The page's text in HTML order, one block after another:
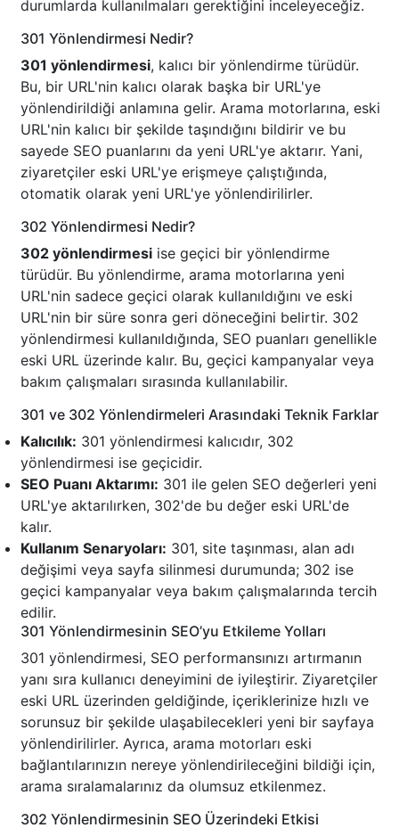
durumlarda kullanılmaları gerektiğini inceleyeceğiz.
301 Yönlendirmesi Nedir?
301 yönlendirmesi, kalıcı bir yönlendirme türüdür.
Bu, bir URL'nin kalıcı olarak başka bir URL'ye
yönlendirildiği anlamına gelir. Arama motorlarına, eski
URL'nin kalıcı bir şekilde taşındığını bildirir ve bu
sayede SEO puanlarını da yeni URL'ye aktarır. Yani,
ziyaretçiler eski URL'ye erişmeye çalıştığında,
otomatik olarak yeni URL'ye yönlendirilirler.
302 Yönlendirmesi Nedir?
302 yönlendirmesi ise geçici bir yönlendirme
türüdür. Bu yönlendirme, arama motorlarına yeni
URL'nin sadece geçici olarak kullanıldığını ve eski
URL'nin bir süre sonra geri döneceğini belirtir. 302
yönlendirmesi kullanıldığında, SEO puanları genellikle
eski URL üzerinde kalır. Bu, geçici kampanyalar veya
bakım çalışmaları sırasında kullanılabilir.
301 ve 302 Yönlendirmeleri Arasındaki Teknik Farklar
Kalıcılık: 301 yönlendirmesi kalıcıdır, 302
yönlendirmesi ise geçicidir.
SEO Puanı Aktarımı: 301 ile gelen SEO değerleri yeni
URL'ye aktarılırken, 302'de bu değer eski URL'de
kalır.
Kullanım Senaryoları: 301, site taşınması, alan adı
değişimi veya sayfa silinmesi durumunda; 302 ise
geçici kampanyalar veya bakım çalışmalarında tercih
edilir.
301 Yönlendirmesinin SEO’yu Etkileme Yolları
301 yönlendirmesi, SEO performansınızı artırmanın
yanı sıra kullanıcı deneyimini de iyileştirir. Ziyaretçiler
eski URL üzerinden geldiğinde, içeriklerinize hızlı ve
sorunsuz bir şekilde ulaşabilecekleri yeni bir sayfaya
yönlendirilirler. Ayrıca, arama motorları eski
bağlantılarınızın nereye yönlendirileceğini bildiği için,
arama sıralamalarınız da olumsuz etkilenmez.
302 Yönlendirmesinin SEO Üzerindeki Etkisi